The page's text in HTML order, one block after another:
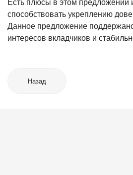
способствовать укреплению
Данное предложение
интересов вкладчиков и
Назад